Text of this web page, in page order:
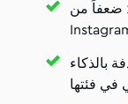
أكثر فعالية بما يصل إلى 15 ضعفاً منBots
بالذكاء
في فئتها